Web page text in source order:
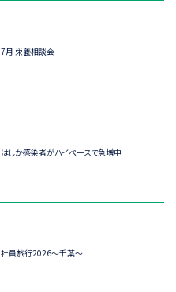
7月 栄養相談会
はしか感染者がハイペースで急増中
社員旅行2026～千葉～